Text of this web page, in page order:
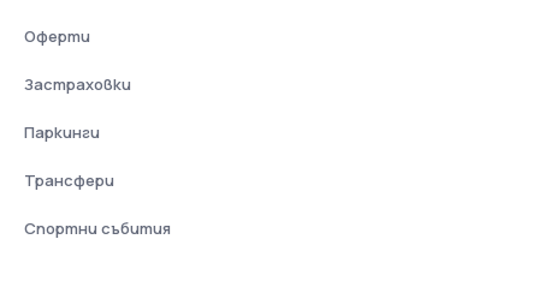
Оферти
Застраховки
Паркинги
Трансфери
Спортни събития